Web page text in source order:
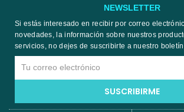
NEWSLETTER
Si estás interesado en recibir por correo
novedades, la información sobre nuestros
servicios, no dejes de suscribirte a nuestro
SUSCRIBIRME